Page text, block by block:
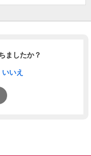
ましたか？
いいえ